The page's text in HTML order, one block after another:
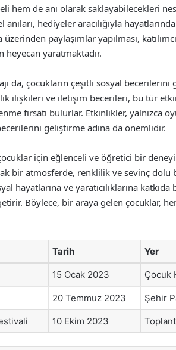
hem de anı olarak saklayabilecekleri
anıları, hediyeler aracılığıyla
paylaşımlar yapılması,
yaratmaktadır.
da, çocukların çeşitli sosyal becerilerini
ilişkileri ve iletişim becerileri, bu tür
fırsatı bulurlar. Etkinlikler, yalnızca
geliştirme adına da önemlidir.
için eğlenceli ve öğretici bir
bir atmosferde, renklilik ve sevinç dolu
hayatlarına ve yaratıcılıklarına
Böylece, bir araya gelen çocuklar,
Tarih Yer
15 Ocak 2023 Çocuk
20 Temmuz 2023 Şehir
10 Ekim 2023